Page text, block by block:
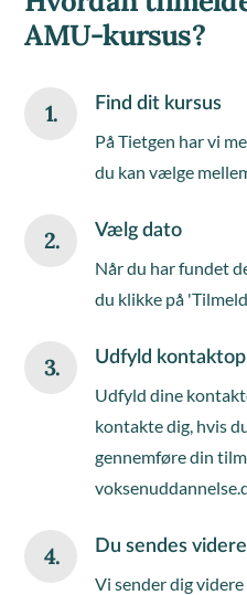
AMU-kursus?
1. Find dit kursus
På Tietgen har vi
du kan vælge
2. Vælg dato
Når du har fundet
du klikke på
3. Udfyld
Udfyld dine
kontakte dig, hvis
gennemføre din
4. Du sendes
Vi sender dig